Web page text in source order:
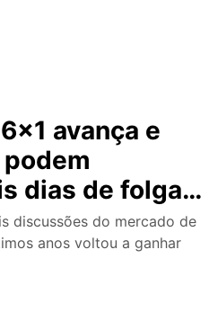
avança e
dias de folga
discussões do mercado de
anos voltou a ganhar